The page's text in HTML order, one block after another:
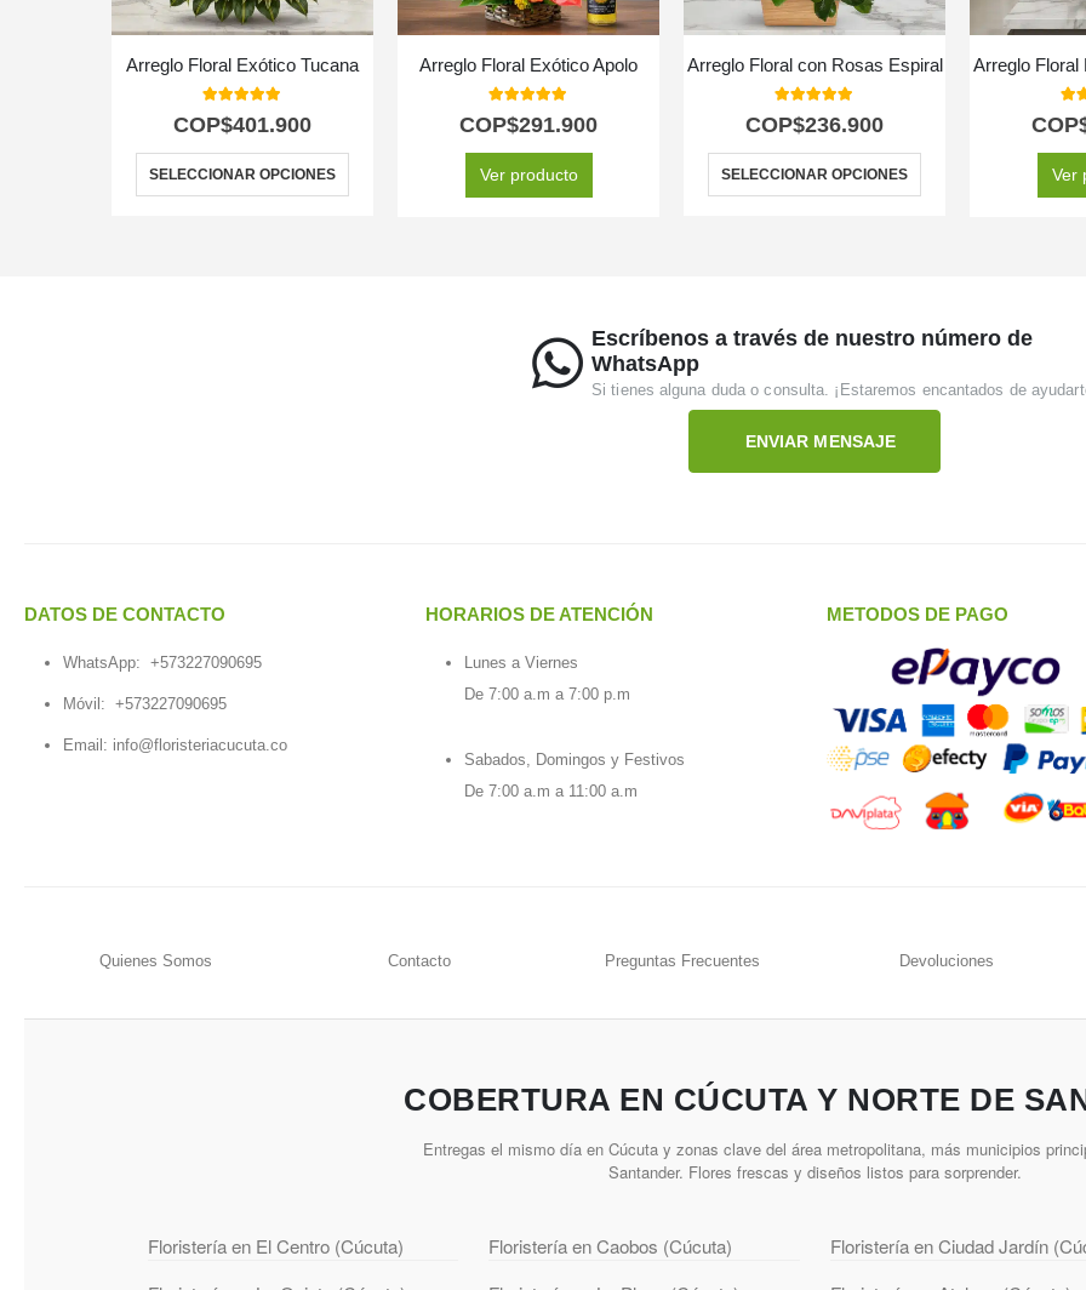
Arreglo Floral Exótico Tucana
5.00
COP$401.900
SELECCIONAR OPCIONES
Arreglo Floral Exótico Apolo
5.00
COP$291.900
Ver producto
Arreglo Floral con Rosas Espiral
5.00
COP$236.900
SELECCIONAR OPCIONES
Arreglo Floral
5.00
Ver
Escríbenos a través de nuestro número de
WhatsApp
Si tienes alguna duda o consulta. ¡Estaremos encantados de
ENVIAR MENSAJE
DATOS DE CONTACTO
WhatsApp: +573227090695
Móvil: +573227090695
Email: info@floristeriacucuta.co
HORARIOS DE ATENCIÓN
Lunes a Viernes
De 7:00 a.m a 7:00 p.m
Sabados, Domingos y Festivos
De 7:00 a.m a 11:00 a.m
METODOS DE PAGO
Quienes Somos Contacto Preguntas Frecuentes Devoluciones
COBERTURA EN CÚCUTA Y NORTE DE
Entregas el mismo día en Cúcuta y zonas clave del área metropolitana, más municipios
Santander. Flores frescas y diseños listos para sorprender.
Floristería en El Centro (Cúcuta) Floristería en Caobos (Cúcuta) Floristería en Ciudad Jardín